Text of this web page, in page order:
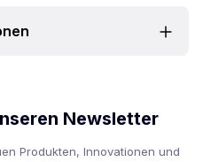
Newsletter
Produkten, Innovationen und